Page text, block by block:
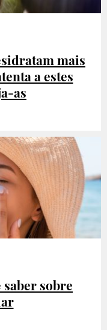
mais
a estes
as
sobre